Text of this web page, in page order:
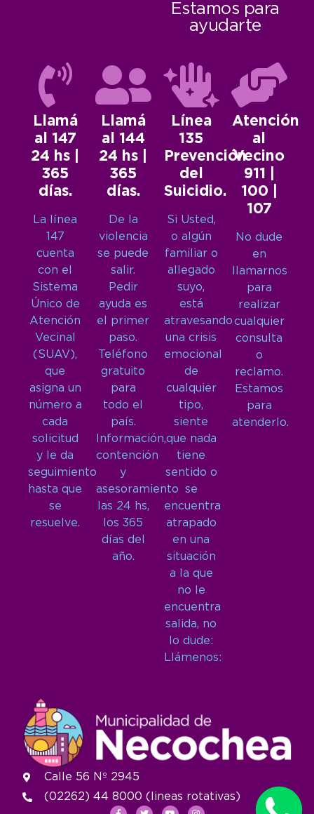
Estamos para
ayudarte
Llamá
al 147
24 hs |
365
días.
La línea
147
cuenta
con el
Sistema
Único de
Atención
Vecinal
(SUAV),
que
asigna un
número a
cada
solicitud
y le da
seguimiento
hasta que
se
resuelve.
Llamá
al 144
24 hs |
365
días.
De la
violencia
se puede
salir.
Pedir
ayuda es
el primer
paso.
Teléfono
gratuito
para
todo el
país.
Información,
contención
y
asesoramiento
las 24 hs,
los 365
días del
año.
Línea
135
Prevención
del
Suicidio.
Si Usted,
o algún
familiar o
allegado
suyo,
está
atravesando
una crisis
emocional
de
cualquier
tipo,
siente
que nada
tiene
sentido o
se
encuentra
atrapado
en una
situación
a la que
no le
encuentra
salida, no
lo dude:
Llámenos:
Atención
al
Vecino
911 |
100 |
107
No dude
en
llamarnos
para
realizar
cualquier
consulta
o
reclamo.
Estamos
para
atenderlo.
Calle 56 Nº 2945
(02262) 44 8000 (lineas rotativas)